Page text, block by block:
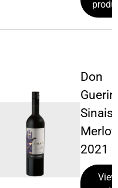
Don
Sinais
Merlot
2021
View